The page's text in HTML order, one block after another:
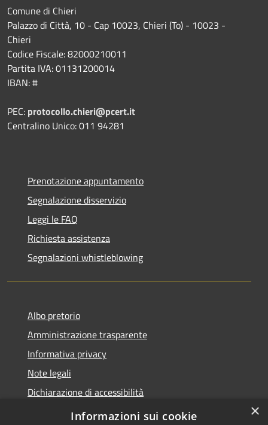
Comune di Chieri
Palazzo di Città, 10 - Cap 10023, Chieri (To) - 10023 -
Chieri
Codice Fiscale: 82000210011
Partita IVA: 01131200014
IBAN: #
PEC: protocollo.chieri@pcert.it
Centralino Unico: 011 94281
Prenotazione appuntamento
Segnalazione disservizio
Leggi le FAQ
Richiesta assistenza
Segnalazioni whistleblowing
Albo pretorio
Amministrazione trasparente
Informativa privacy
Note legali
Dichiarazione di accessibilità
Meccanismo di Feedback
×
Informazioni sui cookie